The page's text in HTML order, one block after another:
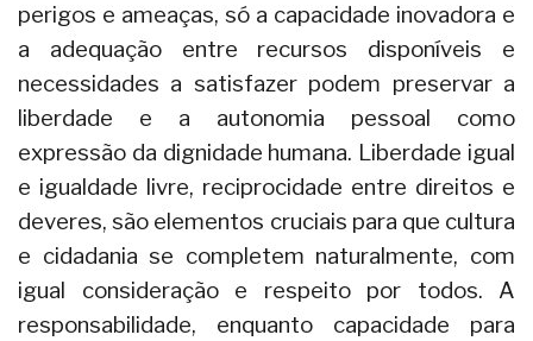
perigos e ameaças, só a capacidade inovadora e
a adequação entre recursos disponíveis e
necessidades a satisfazer podem preservar a
liberdade e a autonomia pessoal como
expressão da dignidade humana. Liberdade igual
e igualdade livre, reciprocidade entre direitos e
deveres, são elementos cruciais para que cultura
e cidadania se completem naturalmente, com
igual consideração e respeito por todos. A
responsabilidade, enquanto capacidade para